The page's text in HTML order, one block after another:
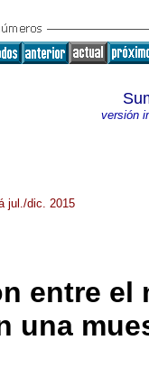
versión
jul./dic. 2015
entre el
una